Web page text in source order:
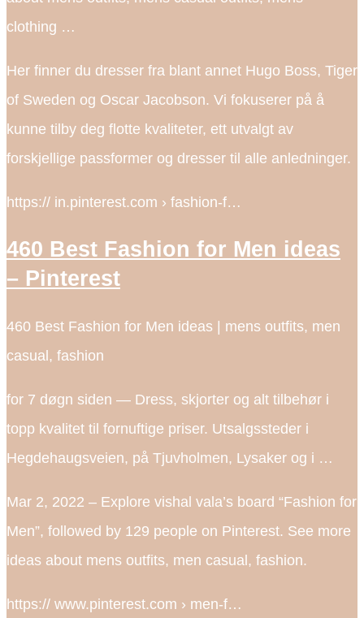
clothing …
Her finner du dresser fra blant annet Hugo Boss, Tiger
of Sweden og Oscar Jacobson. Vi fokuserer på å
kunne tilby deg flotte kvaliteter, ett utvalgt av
forskjellige passformer og dresser til alle anledninger.
https:// in.pinterest.com › fashion-f…
460 Best Fashion for Men ideas
– Pinterest
460 Best Fashion for Men ideas | mens outfits, men
casual, fashion
for 7 døgn siden — Dress, skjorter og alt tilbehør i
topp kvalitet til fornuftige priser. Utsalgssteder i
Hegdehaugsveien, på Tjuvholmen, Lysaker og i …
Mar 2, 2022 – Explore vishal vala’s board “Fashion for
Men”, followed by 129 people on Pinterest. See more
ideas about mens outfits, men casual, fashion.
https:// www.pinterest.com › men-f…